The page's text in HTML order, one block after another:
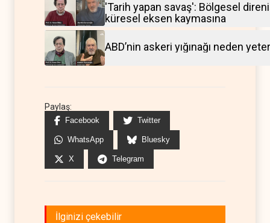
'Tarih yapan savaş': Bölgesel
küresel eksen kaymasına
ABD’nin askeri yığınağı neden
Paylaş:
Facebook Twitter
WhatsApp Bluesky
X Telegram
İlginizi çekebilir